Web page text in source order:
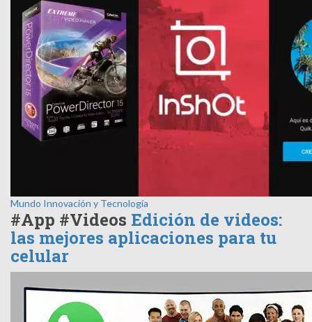
Mundo Innovación y Tecnología
#App #Videos Edición de videos:
las mejores aplicaciones para tu
celular